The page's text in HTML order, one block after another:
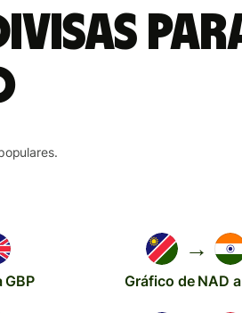
GBP
→
Gráfico de NAD a